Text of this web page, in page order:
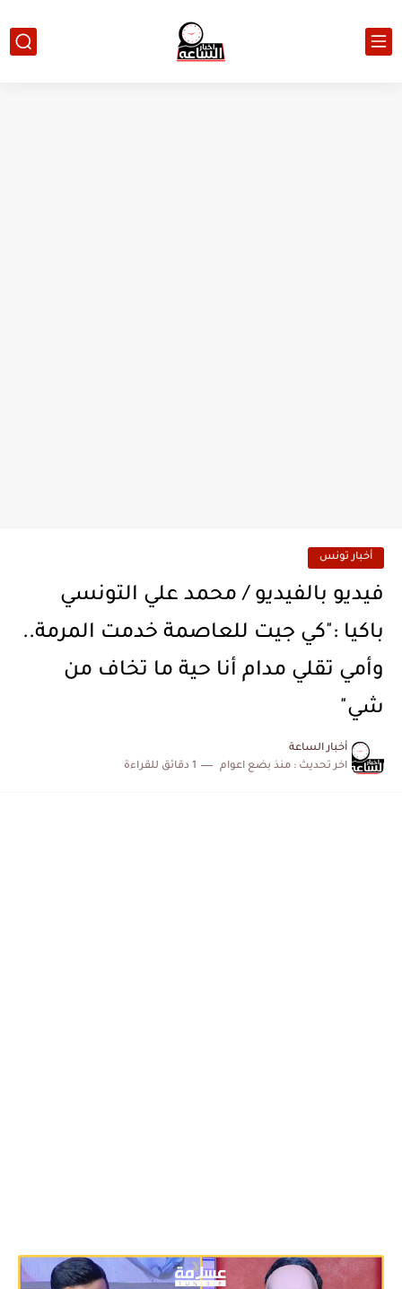
أخبار تونس
فيديو بالفيديو / محمد علي التونسي
باكيا :"كي جيت للعاصمة خدمت المرمة..
وأمي تقلي مدام أنا حية ما تخاف من
شي"
أخبار الساعة
اخر تحديث : منذ بضع اعوام 1 دقائق للقراءة